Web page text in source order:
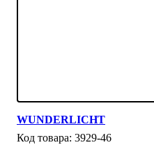
WUNDERLICHT
3929-46